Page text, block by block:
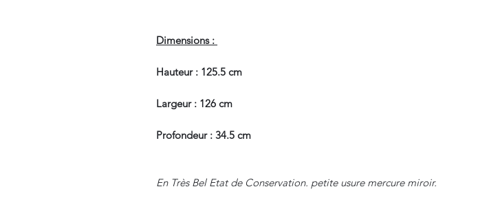
Dimensions :
Hauteur : 125.5 cm
Largeur : 126 cm
Profondeur : 34.5 cm
En Très Bel Etat de Conservation. petite usure mercure miroir.